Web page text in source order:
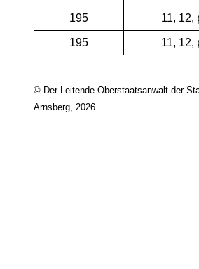
195 11, 12,
195 11, 12,
© Der Leitende Oberstaatsanwalt der
Arnsberg, 2026